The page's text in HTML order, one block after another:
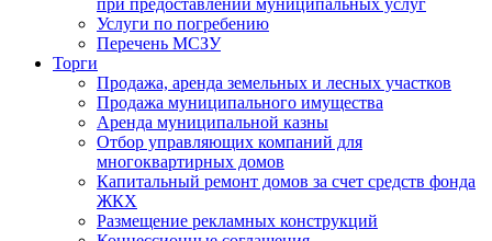
при предоставлении муниципальных услуг
Услуги по погребению
Перечень МСЗУ
Торги
Продажа, аренда земельных и лесных участков
Продажа муниципального имущества
Аренда муниципальной казны
Отбор управляющих компаний для
многоквартирных домов
Капитальный ремонт домов за счет средств фонда
ЖКХ
Размещение рекламных конструкций